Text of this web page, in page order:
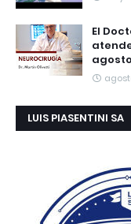
El
LUIS PIASENTINI SA